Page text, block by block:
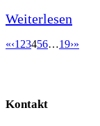
Weiterlesen
«‹1 23456…19›»
Kontakt